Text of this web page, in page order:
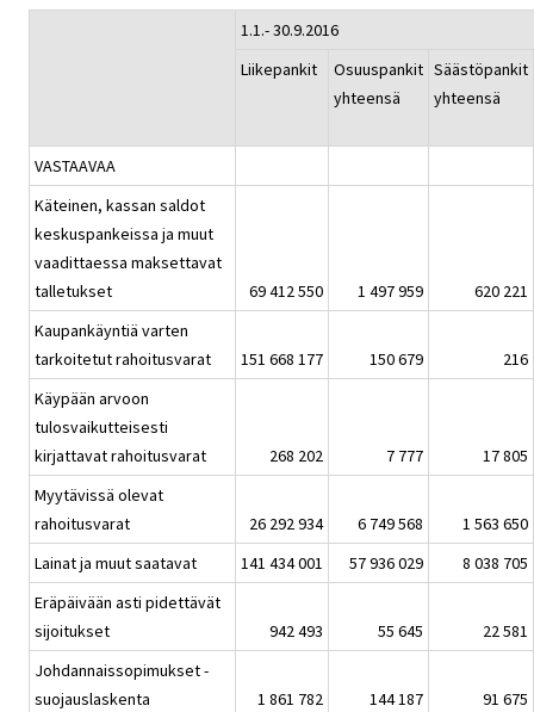
1.1.- 30.9.2016
Liikepankit
Osuuspankit
yhteensä
Säästöpankit
yhteensä
VASTAAVAA
Käteinen, kassan saldot
keskuspankeissa ja muut
vaadittaessa maksettavat
talletukset
69 412 550 1 497 959
620 221
Kaupankäyntiä varten
tarkoitetut rahoitusvarat
151 668 177 150 679
216
Käypään arvoon
tulosvaikutteisesti
kirjattavat rahoitusvarat
268 202 7 777
17 805
Myytävissä olevat
rahoitusvarat
26 292 934 6 749 568
1 563 650
Lainat ja muut saatavat
141 434 001 57 936 029
8 038 705
Eräpäivään asti pidettävät
sijoitukset
942 493 55 645
22 581
Johdannaissopimukset -
suojauslaskenta
1 861 782 144 187
91 675